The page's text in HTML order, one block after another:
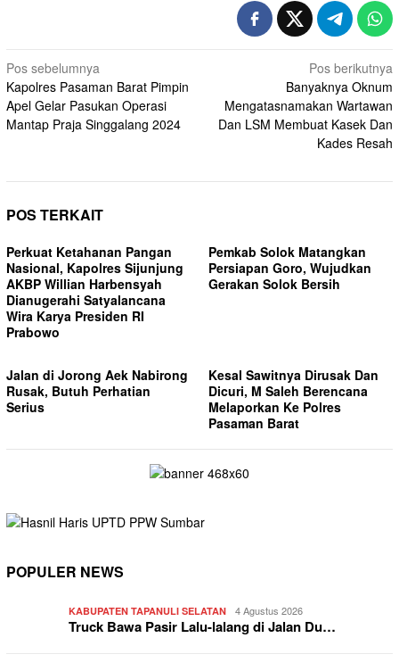
Navigasi
pos
Pos sebelumnya
Kapolres Pasaman Barat Pimpin
Apel Gelar Pasukan Operasi
Mantap Praja Singgalang 2024
Pos berikutnya
Banyaknya Oknum
Mengatasnamakan Wartawan
Dan LSM Membuat Kasek Dan
Kades Resah
POS TERKAIT
Perkuat Ketahanan Pangan
Nasional, Kapolres Sijunjung
AKBP Willian Harbensyah
Dianugerahi Satyalancana
Wira Karya Presiden RI
Prabowo
Pemkab Solok Matangkan
Persiapan Goro, Wujudkan
Gerakan Solok Bersih
Jalan di Jorong Aek Nabirong
Rusak, Butuh Perhatian
Serius
Kesal Sawitnya Dirusak Dan
Dicuri, M Saleh Berencana
Melaporkan Ke Polres
Pasaman Barat
POPULER NEWS
KABUPATEN TAPANULI SELATAN 4 Agustus 2026
Truck Bawa Pasir Lalu-lalang di Jalan Du…